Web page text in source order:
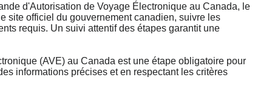
d'Autorisation de Voyage Électronique au Canada, le
site officiel du gouvernement canadien, suivre les
requis. Un suivi attentif des étapes garantit une
(AVE) au Canada est une étape obligatoire pour
informations précises et en respectant les critères